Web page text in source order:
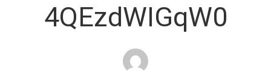
4QEzdWIGqW0